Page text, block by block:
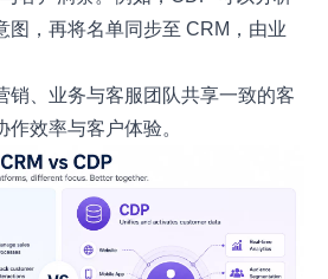
图，再将名单同步至 CRM，由业
销、业务与客服团队共享一致的客
作效率与客户体验。